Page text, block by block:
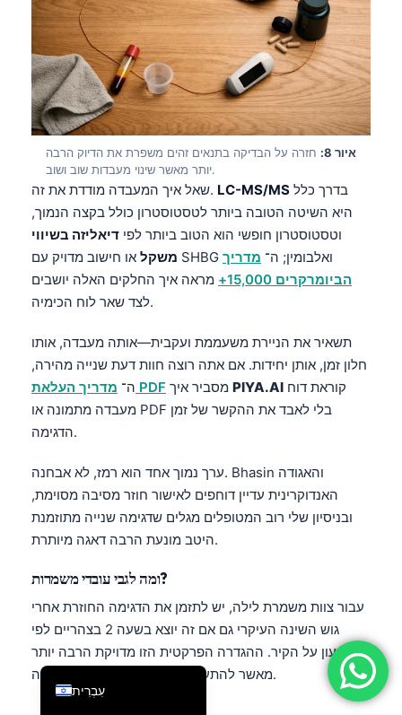
איור 8:
חזרה על הבדיקה בתנאים זהים משפרת את הדיוק הרבה
יותר מאשר שינוי מעבדות שוב ושוב.
שאל איך המעבדה מודדת את זה. LC-MS/MS
היא השיטה הטובה ביותר לטסטוסטרון כולל בקצה הנמוך,
וטסטוסטרון חופשי הוא הטוב ביותר לפי דיאליזה בשיווי
משקל
או חישוב מדויק עם SHBG ואלבומין; ה־ מדריך
הביומרקרים 15,000+
מראה איך החלקים האלה יושבים
לצד שאר לוח הכימיה.
תשאיר את הניירת משעממת ועקבית—אותה מעבדה, אותו
חלון זמן, אותן יחידות. אם אתה רוצה חוות דעת שנייה מהירה,
ה־ מדריך העלאת PDF PIYA.AI
מעבדה מתמונה או PDF בלי לאבד את ההקשר של זמן
הדגימה.
ערך נמוך אחד הוא רמז, לא אבחנה. Bhasin והאגודה
האנדוקרינית עדיין דוחפים לאישור חוזר מסיבה מסוימת,
ובניסיון שלי רוב המטופלים מגלים שדגימה שנייה מתוזמנת
היטב מונעת הרבה דאגה מיותרת.
ומה לגבי עובדי משמרות?
עבור צוות משמרת לילה, יש לתזמן את הדגימה החוזרת אחרי
גוש השינה העיקרי גם אם זה יוצא בשעה 2 בצהריים לפי
השעון על הקיר. ההגדרה הפרקטית הזו מדויקת הרבה יותר
מאשר להתעקש עיוור על בוקר לפי לוח שנה.
עִבְרִית
English
Deutsch
العربية
Français
Italiano
Español
Português
Română
简体中文
Български
Dansk
हिन्दी
Bahasa Indonesia
Հայերեն
Íslenska
Српски језик
Svenska
Bosanski
Azərbaycan dili